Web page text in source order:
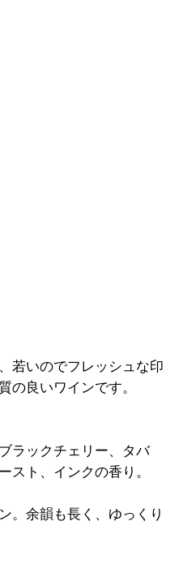
若いのでフレッシュな印
の良いワインです。
ラックチェリー、タバ
スト、インクの香り。
。余韻も長く、ゆっくり